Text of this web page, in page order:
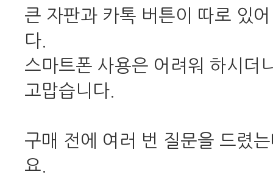
큰 자판과 카톡 버튼이 따로 있
다.
스마트폰 사용은 어려워 하시더
고맙습니다.
구매 전에 여러 번 질문을 드렸
요.